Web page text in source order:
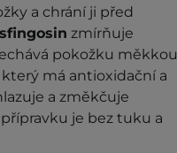
a chrání ji před
zmírňuje
pokožku měkkou
který má antioxidační a
a změkčuje
je bez tuku a